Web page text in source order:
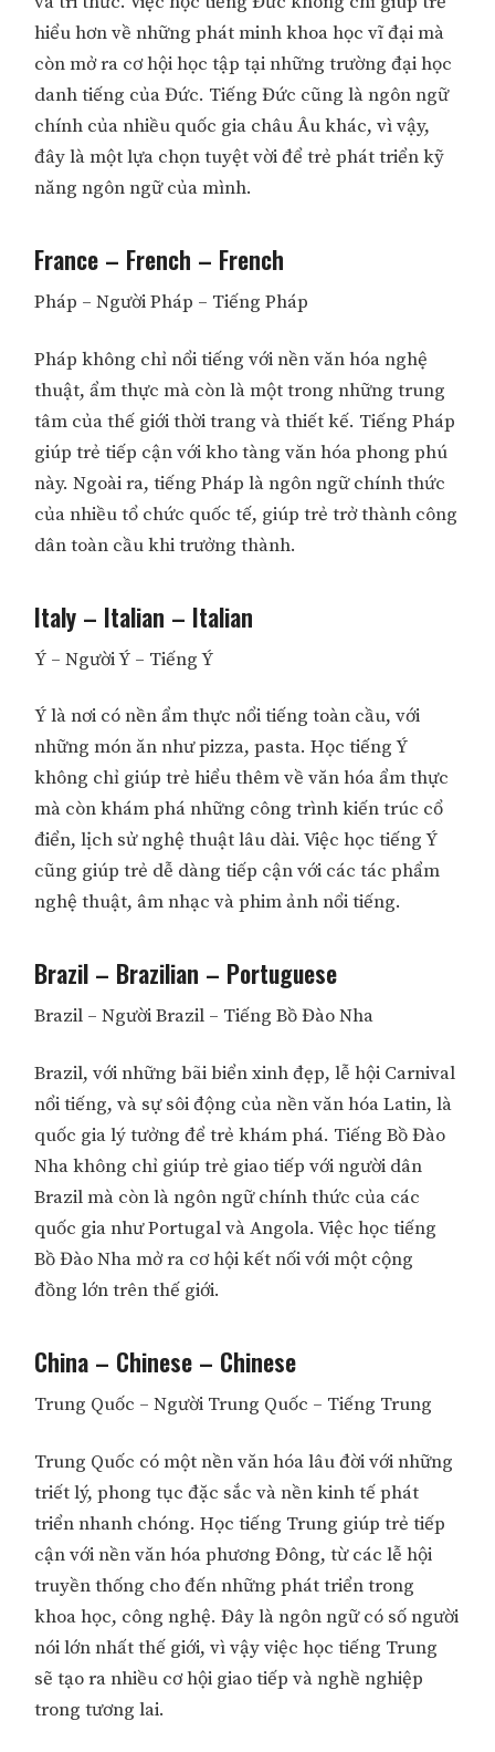
hiểu hơn về những phát minh khoa học vĩ đại mà
còn mở ra cơ hội học tập tại những trường đại học
danh tiếng của Đức. Tiếng Đức cũng là ngôn ngữ
chính của nhiều quốc gia châu Âu khác, vì vậy,
đây là một lựa chọn tuyệt vời để trẻ phát triển kỹ
năng ngôn ngữ của mình.
France – French – French
Pháp – Người Pháp – Tiếng Pháp
Pháp không chỉ nổi tiếng với nền văn hóa nghệ
thuật, ẩm thực mà còn là một trong những trung
tâm của thế giới thời trang và thiết kế. Tiếng Pháp
giúp trẻ tiếp cận với kho tàng văn hóa phong phú
này. Ngoài ra, tiếng Pháp là ngôn ngữ chính thức
của nhiều tổ chức quốc tế, giúp trẻ trở thành công
dân toàn cầu khi trưởng thành.
Italy – Italian – Italian
Ý – Người Ý – Tiếng Ý
Ý là nơi có nền ẩm thực nổi tiếng toàn cầu, với
những món ăn như pizza, pasta. Học tiếng Ý
không chỉ giúp trẻ hiểu thêm về văn hóa ẩm thực
mà còn khám phá những công trình kiến trúc cổ
điển, lịch sử nghệ thuật lâu dài. Việc học tiếng Ý
cũng giúp trẻ dễ dàng tiếp cận với các tác phẩm
nghệ thuật, âm nhạc và phim ảnh nổi tiếng.
Brazil – Brazilian – Portuguese
Brazil – Người Brazil – Tiếng Bồ Đào Nha
Brazil, với những bãi biển xinh đẹp, lễ hội Carnival
nổi tiếng, và sự sôi động của nền văn hóa Latin, là
quốc gia lý tưởng để trẻ khám phá. Tiếng Bồ Đào
Nha không chỉ giúp trẻ giao tiếp với người dân
Brazil mà còn là ngôn ngữ chính thức của các
quốc gia như Portugal và Angola. Việc học tiếng
Bồ Đào Nha mở ra cơ hội kết nối với một cộng
đồng lớn trên thế giới.
China – Chinese – Chinese
Trung Quốc – Người Trung Quốc – Tiếng Trung
Trung Quốc có một nền văn hóa lâu đời với những
triết lý, phong tục đặc sắc và nền kinh tế phát
triển nhanh chóng. Học tiếng Trung giúp trẻ tiếp
cận với nền văn hóa phương Đông, từ các lễ hội
truyền thống cho đến những phát triển trong
khoa học, công nghệ. Đây là ngôn ngữ có số người
nói lớn nhất thế giới, vì vậy việc học tiếng Trung
sẽ tạo ra nhiều cơ hội giao tiếp và nghề nghiệp
trong tương lai.